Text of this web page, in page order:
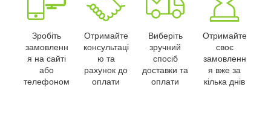
Зробіть
замовленн
я на сайті
або
телефоном
Отримайте
консультаці
ю та
рахунок до
оплати
Виберіть
зручний
спосіб
доставки та
оплати
Отримайте
своє
замовленн
я вже за
кілька днів